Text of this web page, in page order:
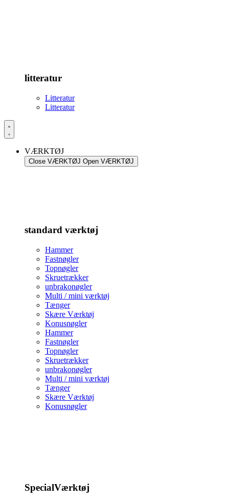
litteratur
Litteratur
Litteratur
VÆRKTØJ
Close VÆRKTØJ Open VÆRKTØJ
standard værktøj
Hammer
Fastnøgler
Topnøgler
Skruetrækker
unbrakonøgler
Multi / mini værktøj
Tænger
Skære Værktøj
Konusnøgler
Hammer
Fastnøgler
Topnøgler
Skruetrækker
unbrakonøgler
Multi / mini værktøj
Tænger
Skære Værktøj
Konusnøgler
SpecialVærktøj